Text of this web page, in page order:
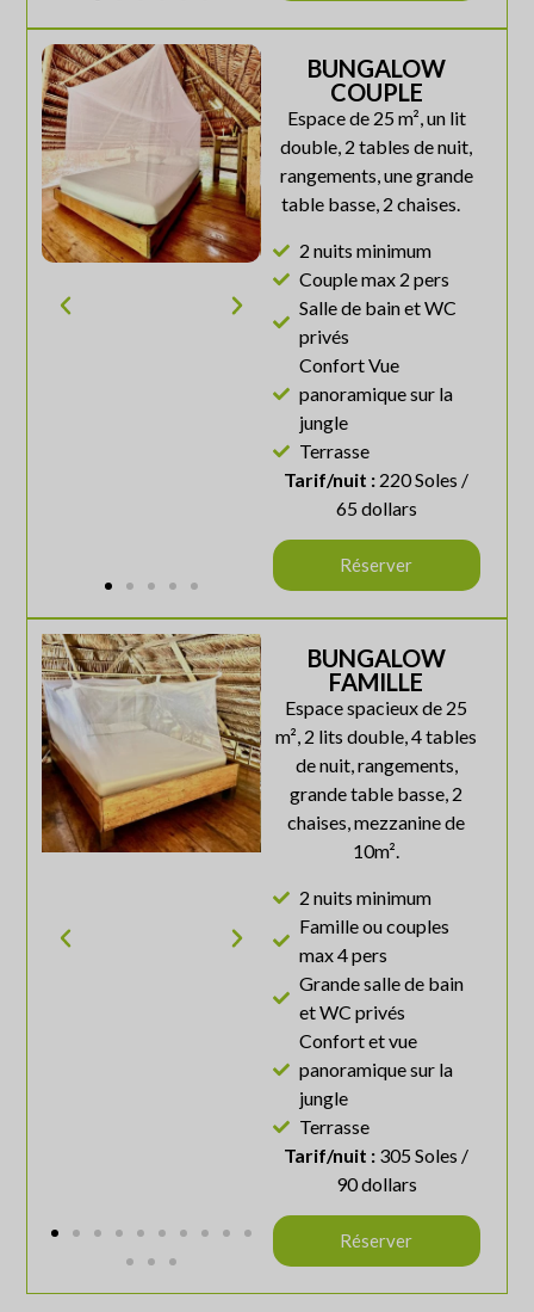
BUNGALOW
COUPLE
Espace de 25 m², un lit
double, 2 tables de nuit,
rangements, une grande
table basse, 2 chaises.
2 nuits minimum
Couple max 2 pers
Salle de bain et WC
privés
Confort Vue
panoramique sur la
jungle
Terrasse
Tarif/nuit : 220 Soles /
65 dollars
Réserver
BUNGALOW
FAMILLE
Espace spacieux de 25
m², 2 lits double, 4 tables
de nuit, rangements,
grande table basse, 2
chaises, mezzanine de
10m².
2 nuits minimum
Famille ou couples
max 4 pers
Grande salle de bain
et WC privés
Confort et vue
panoramique sur la
jungle
Terrasse
Tarif/nuit : 305 Soles /
90 dollars
Réserver